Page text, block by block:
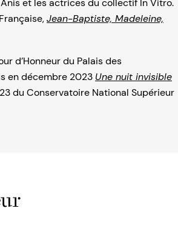
et les actrices du collectif In Vitro.
Jean-Baptiste, Madeleine,
d’Honneur du Palais des
en décembre 2023 Une nuit invisible
du Conservatoire National Supérieur